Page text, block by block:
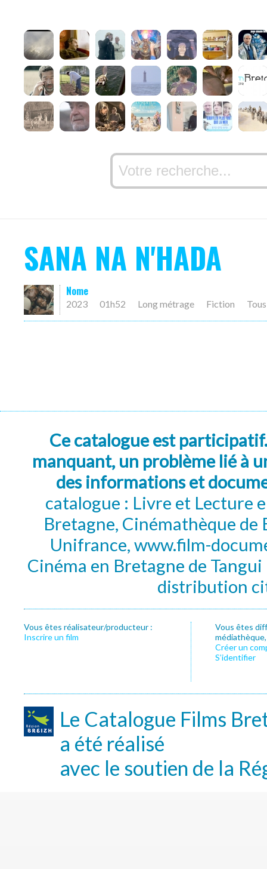
SANA NA N'HADA
Nome
2023 01h52 Long métrage Fiction
Ce catalogue est
manquant, un problème lié à
des informations et
catalogue : Livre et Lecture
Bretagne, Cinémathèque de
Unifrance, www.film-
Cinéma en Bretagne de
distribution
Vous êtes réalisateur/producteur :
Inscrire un film
Vous êtes
Créer un
S’identifier
Le Catalogue Films
a été réalisé
avec le soutien de la